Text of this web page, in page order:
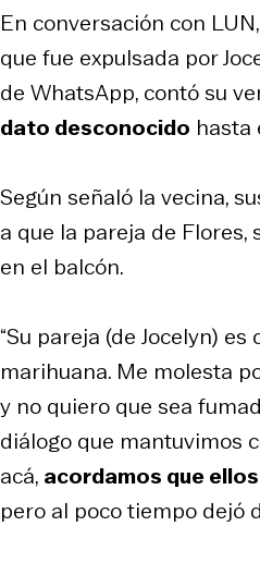
En conversación con
que fue expulsada por
de WhatsApp, contó su
dato desconocido hasta
Según señaló la vecina,
a que la pareja de
en el balcón.
“Su pareja (de Jocelyn)
marihuana. Me molesta
y no quiero que sea
diálogo que mantuvimos
acá, acordamos que
pero al poco tiempo dejó